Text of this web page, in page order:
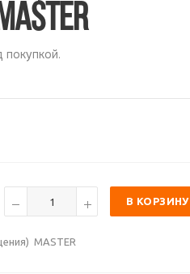
В КОРЗИНУ
MASTER